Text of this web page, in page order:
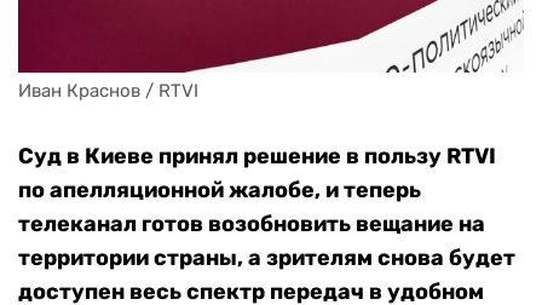
Иван Краснов / RTVI
Суд в Киеве принял решение в пользу RTVI
по апелляционной жалобе, и теперь
телеканал готов возобновить вещание на
территории страны, а зрителям снова будет
доступен весь спектр передач в удобном